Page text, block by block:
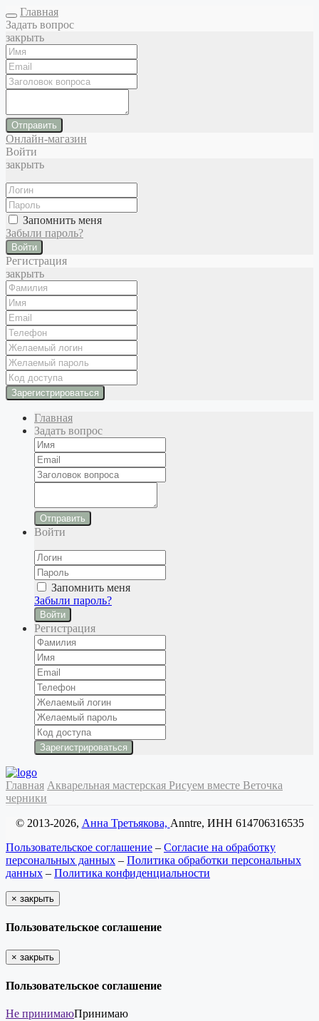
Главная
Задать вопрос
закрыть
Отправить
Онлайн-магазин
Войти
закрыть
Запомнить меня
Забыли пароль?
Войти
Регистрация
закрыть
Главная
Задать вопрос
Отправить
Войти
Запомнить меня
Забыли пароль?
Войти
Регистрация
Главная Акварельная мастерская Рисуем вместе Веточка
черники
© 2013-2026, Анна Третьякова, Anntre, ИНН 614706316535
Пользовательское соглашение – Согласие на обработку
персональных данных – Политика обработки персональных
данных – Политика конфиденциальности
× закрыть
Пользовательское соглашение
× закрыть
Пользовательское соглашение
Не принимаюПринимаю